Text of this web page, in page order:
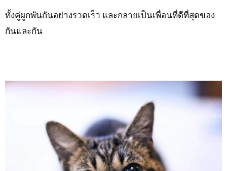
ทั้งคู่ผูกพันกันอย่างรวดเร็ว และกลายเป็นเพื่อนที่ดีที่สุดของ
กันและกัน